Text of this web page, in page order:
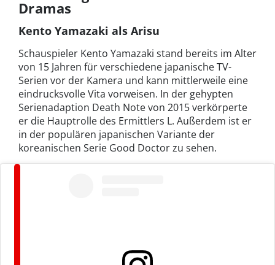
Dramas
Kento Yamazaki als Arisu
Schauspieler Kento Yamazaki stand bereits im Alter
von 15 Jahren für verschiedene japanische TV-
Serien vor der Kamera und kann mittlerweile eine
eindrucksvolle Vita vorweisen. In der gehypten
Serienadaption Death Note von 2015 verkörperte
er die Hauptrolle des Ermittlers L. Außerdem ist er
in der populären japanischen Variante der
koreanischen Serie Good Doctor zu sehen.